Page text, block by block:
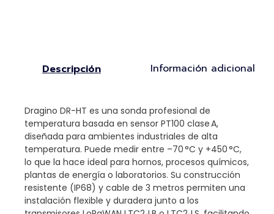
Descripción Información adicional
Dragino DR-HT es una sonda profesional de
temperatura basada en sensor PT100 clase A,
diseñada para ambientes industriales de alta
temperatura. Puede medir entre –70 °C y +450 °C,
lo que la hace ideal para hornos, procesos químicos,
plantas de energía o laboratorios. Su construcción
resistente (IP68) y cable de 3 metros permiten una
instalación flexible y duradera junto a los